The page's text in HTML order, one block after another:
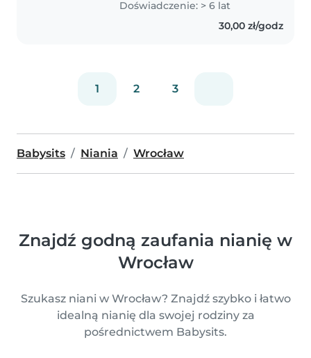
bezpieczeństwo i zawsze staram
się wywołać uśmiech na ich
Doświadczenie: > 6 lat
30,00 zł/godz
1 2 3
Babysits Niania Wrocław
Znajdź godną zaufania nianię w
Wrocław
Szukasz niani w Wrocław? Znajdź szybko i łatwo
idealną nianię dla swojej rodziny za
pośrednictwem Babysits.